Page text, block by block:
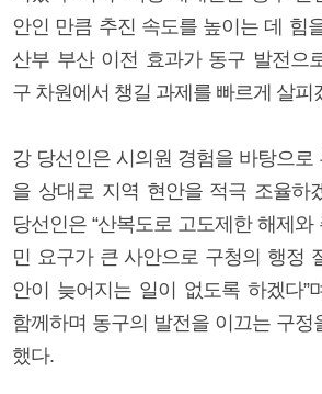
안인 만큼 추진 속도를 높이는 데 힘
산부 부산 이전 효과가 동구 발전으
구 차원에서 챙길 과제를 빠르게 살피
강 당선인은 시의원 경험을 바탕으로
을 상대로 지역 현안을 적극 조율하
당선인은 “산복도로 고도제한 해제
민 요구가 큰 사안으로 구청의 행정
안이 늦어지는 일이 없도록 하겠다”
함께하며 동구의 발전을 이끄는 구정
했다.